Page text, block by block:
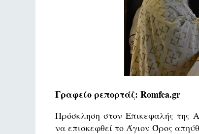
Γραφείο ρεπορτάζ: Romfea.gr
Πρόσκληση στον Επικεφαλής της
να επισκεφθεί το Άγιον Όρος